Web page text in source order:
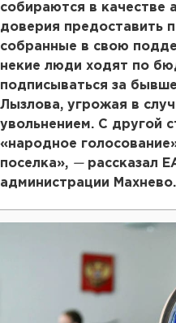
собираются в качестве
доверия предоставить
собранные в свою
некие люди ходят по
подписываться за
Лызлова, угрожая в
увольнением. С другой
«народное
поселка», —рассказал
администрации Махнево.